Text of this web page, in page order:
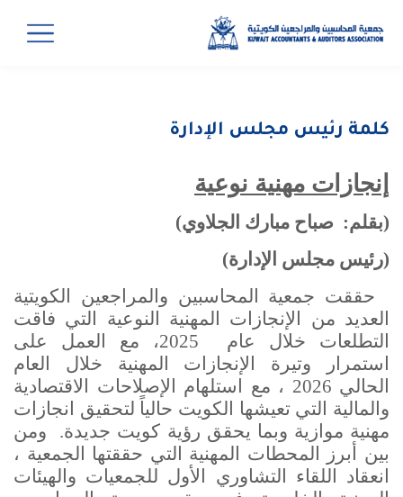
كلمة رئيس مجلس الإدارة
إنجازات مهنية نوعية
(بقلم: صباح مبارك الجلاوي)
(رئيس مجلس الإدارة)
حققت جمعية المحاسبين والمراجعين الكويتية
العديد من الإنجازات المهنية النوعية التي فاقت
التطلعات خلال عام 2025، مع العمل على
استمرار وتيرة الإنجازات المهنية خلال العام
الحالي 2026 ، مع استلهام الإصلاحات الاقتصادية
والمالية التي تعيشها الكويت حالياً لتحقيق انجازات
مهنية موازية وبما يحقق رؤية كويت جديدة.
ومن
بين أبرز المحطات المهنية التي حققتها الجمعية ،
انعقاد اللقاء التشاوري الأول للجمعيات والهيئات